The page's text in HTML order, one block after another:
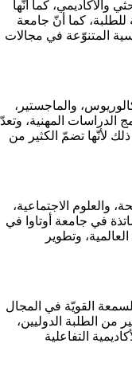
والأكاديمي، كما أنّها
للطلبة، كما أنّ جامعة
المتنوّعة في مجالات
والماجستير،
الدراسات المهنية، وتعدّ
لأنّها تضمّ الكثير من
والعلوم الاجتماعية،
في جامعة أوتاوا في
وتطوير
القويّة في المجال
من الطلبة الدوليين،
التفاعلية